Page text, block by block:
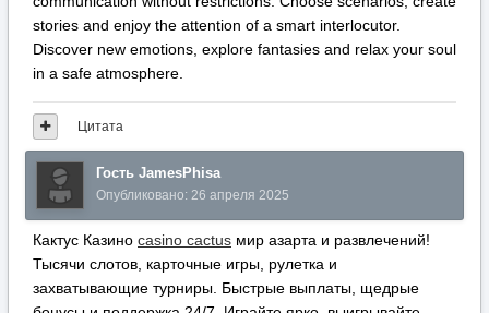
stories and enjoy the attention of a smart interlocutor.
Discover new emotions, explore fantasies and relax your soul
in a safe atmosphere.
Цитата
Гость JamesPhisa
Опубликовано: 26 апреля 2025
Кактус Казино casino cactus мир азарта и развлечений!
Тысячи слотов, карточные игры, рулетка и
захватывающие турниры. Быстрые выплаты, щедрые